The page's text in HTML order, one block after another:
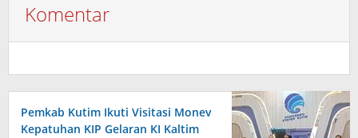
Komentar
Pemkab Kutim Ikuti Visitasi Monev
Kepatuhan KIP Gelaran KI Kaltim